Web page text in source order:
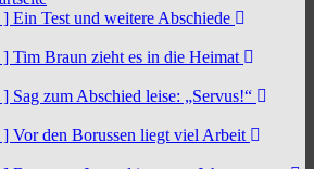
] Ein Test und weitere Abschiede
] Tim Braun zieht es in die Heimat
] Sag zum Abschied leise: „Servus!“
] Vor den Borussen liegt viel Arbeit